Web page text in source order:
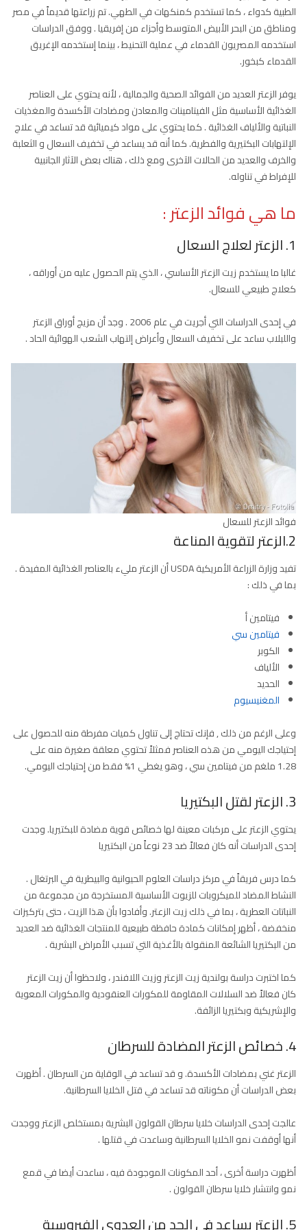
الطبية كدواء ، كما تستخدم كمنكهات في الطهي. تم زراعتها قديماً في مصر
ومناطق من البحر الأبيض المتوسط وأجزاء من إفريقيا . ووفق الدراسات
استخدمه المصريون القدماء في عملية التحنيط ، بينما إستخدمه الإغريق
القدماء كبخور.
يوفر الزعتر العديد من الفوائد الصحية والجمالية ، لأنه يحتوي على العناصر
الغذائية الأساسية مثل الفيتامينات والمعادن ومضادات الأكسدة والمغذيات
النباتية والألياف الغذائية . كما يحتوي على مواد كيميائية قد تساعد في علاج
الإلتهابات البكتيرية والفطرية. كما أنه قد يساعد في تخفيف السعال و الثعلبة
والخرف والعديد من الحالات الآخرى ومع ذلك ، هناك بعض الآثار الجانبية
للإفراط في تناوله.
ما هي فوائد الزعتر :
1. الزعتر لعلاج السعال
غالبا ما يستخدم زيت الزعتر الأساسي ، الذي يتم الحصول عليه من أوراقه ،
كعلاج طبيعي للسعال.
في إحدى الدراسات التي أجريت في عام 2006 . وجد أن مزيج أوراق الزعتر
واللبلاب ساعد على تخفيف السعال وأعراض إلتهاب الشعب الهوائية الحاد .
فوائد الزعتر للسعال
2.الزعتر لتقوية المناعة
تفيد وزارة الزراعة الأمريكية USDA أن الزعتر مليء بالعناصر الغذائية المفيدة .
بما في ذلك :
فيتامين أ
فيتامين سي
الكوبر
الألياف
الحديد
المغنيسيوم
وعلى الرغم من ذلك , فإنك تحتاج إلى تناول كميات مفرطة منه للحصول على
إحتياجك اليومي من هذه العناصر فمثلاً تحتوي معلقة صغيرة منه على
1.28 ملغم من فيتامين سي ، وهو يغطي 1% فقط من إحتياجك اليومي.
3. الزعتر لقتل البكتيريا
يحتوي الزعتر على مركبات معينة لها خصائص قوية مضادة للبكتيريا. وجدت
إحدى الدراسات أنه كان فعالاً ضد 23 نوعاً من البكتيريا
كما درس فريقاً في مركز دراسات العلوم الحيوانية والبيطرية في البرتغال .
النشاط المضاد للميكروبات للزيوت الأساسية المستخرجة من مجموعة من
النباتات العطرية ، بما في ذلك زيت الزعتر. وأفادوا بأن هذا الزيت ، حتى بتركيزات
منخفضة ، أظهر إمكانات كمادة حافظة طبيعية للمنتجات الغذائية ضد العديد
من البكتيريا الشائعة المنقولة بالأغذية التي تسبب الأمراض البشرية .
كما اختبرت دراسة بولندية زيت الزعتر وزيت اللافندر ، ولاحظوا أن زيت الزعتر
كان فعالاً ضد السلالات المقاومة للمكورات العنقودية والمكورات المعوية
والإشريكية وبكتيريا الزائفة.
4. خصائص الزعتر المضادة للسرطان
الزعتر غني بمضادات الأكسدة. و قد تساعد في الوقاية من السرطان . أظهرت
بعض الدراسات أن مكوناته قد تساعد في قتل الخلايا السرطانية.
عالجت إحدى الدراسات خلايا سرطان القولون البشرية بمستخلص الزعتر ووجدت
أنها أوقفت نمو الخلايا السرطانية وساعدت في قتلها .
أظهرت دراسة أخرى ، أحد المكونات الموجودة فيه ، ساعدت أيضا في قمع
نمو وانتشار خلايا سرطان القولون .
5. الزعتر يساعد في الحد من العدوى الفيروسية